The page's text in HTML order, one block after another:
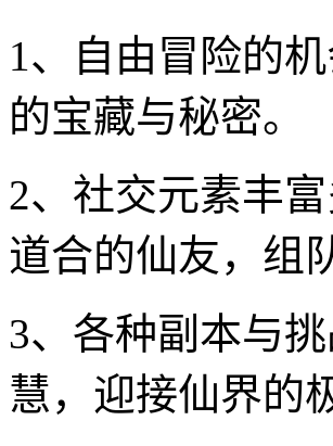
1、自由冒险的
的宝藏与秘密。
2、社交元素丰
道合的仙友，组
3、各种副本与
慧，迎接仙界的